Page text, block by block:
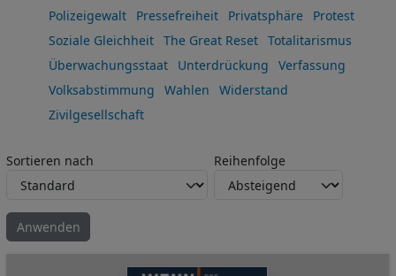
Polizeigewalt
Pressefreiheit Privatsphäre
Protest
Soziale Gleichheit
The Great Reset
Totalitarismus
Überwachungsstaat
Unterdrückung
Verfassung
Volksabstimmung
Wahlen
Widerstand
Zivilgesellschaft
Sortieren nach Reihenfolge